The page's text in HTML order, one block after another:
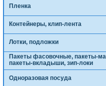
Пленка
Контейнеры, клип-лента
Лотки, подложки
Пакеты фасовочные, пакеты-
пакеты-вкладыши, зип-локи
Одноразовая посуда